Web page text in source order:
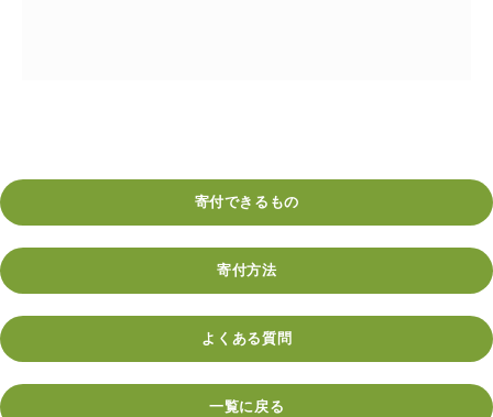
寄付できるもの
寄付方法
よくある質問
一覧に戻る